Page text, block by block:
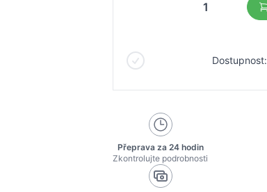
Dostupnost:
Přeprava za 24 hodin
Zkontrolujte podrobnosti